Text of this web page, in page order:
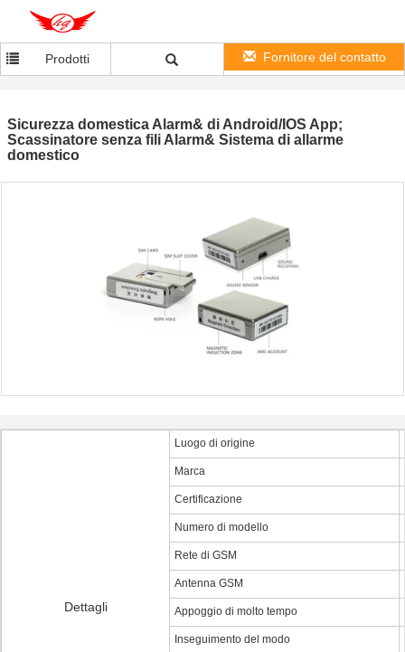
Prodotti Fornitore del contatto
Sicurezza domestica Alarm& di Android/IOS App;
Scassinatore senza fili Alarm& Sistema di allarme
domestico
Dettagli
Luogo di origine
Marca
Certificazione
Numero di modello
Rete di GSM
Antenna GSM
Appoggio di molto tempo
Inseguimento del modo